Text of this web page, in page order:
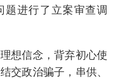
题进行了立案审查调
想信念，背弃初心使
交政治骗子，串供、